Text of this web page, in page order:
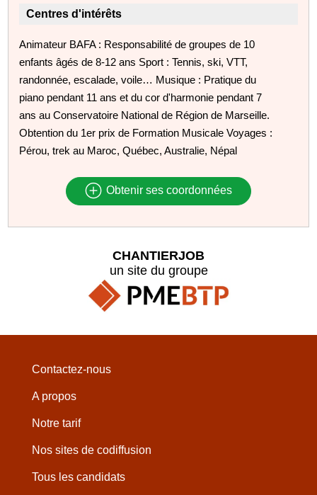
Centres d'intérêts
Animateur BAFA : Responsabilité de groupes de 10
enfants âgés de 8-12 ans Sport : Tennis, ski, VTT,
randonnée, escalade, voile… Musique : Pratique du
piano pendant 11 ans et du cor d'harmonie pendant 7
ans au Conservatoire National de Région de Marseille.
Obtention du 1er prix de Formation Musicale Voyages :
Pérou, trek au Maroc, Québec, Australie, Népal
Obtenir ses coordonnées
CHANTIERJOB
un site du groupe
Contactez-nous
A propos
Notre tarif
Nos sites de codiffusion
Tous les candidats